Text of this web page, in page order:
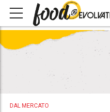
DAL MERCATO